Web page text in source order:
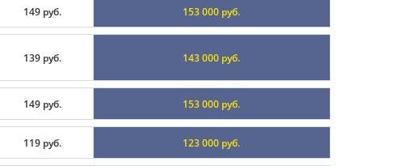
149 руб. 153 000 руб.
139 руб. 143 000 руб.
149 руб. 153 000 руб.
119 руб. 123 000 руб.